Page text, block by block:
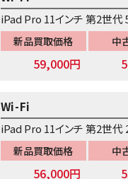
iPad Pro 11インチ 第2世代
新品買取価格
59,000円
中
iPad Pro 11インチ 第2世代
Wi-Fi
新品買取価格
56,000円
中